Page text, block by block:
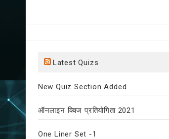
Latest Quizs
New Quiz Section Added
ऑनलाइन क्विज प्रतियोगिता 2021
One Liner Set -1